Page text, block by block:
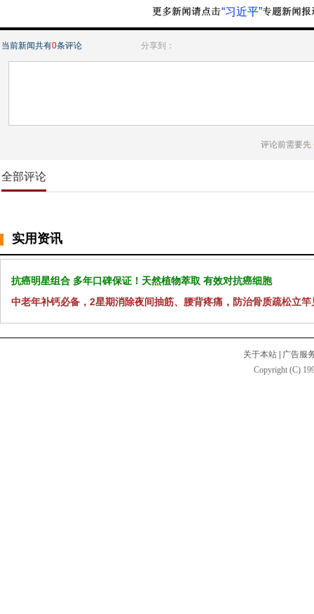
“习近平”
当前新闻共有0条评论 分享到：
评论前需要先
全部评论
实用资讯
抗癌明星组合 多年口碑保证！天然植物萃取 有效对抗癌细胞
中老年补钙必备，2星期消除夜间抽筋、腰背疼痛，防治骨质疏松立竿
关于本站
广告服
Copyright (C)